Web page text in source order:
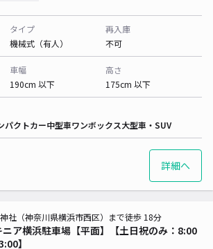
タイプ
機械式（有人）
再入庫
不可
車幅
190cm 以下
高さ
175cm 以下
パクトカー中型車ワンボックス大型車・SUV
詳細へ
ニア横浜駐車場【平面】【土日祝のみ：8:00
】
社（神奈川県横浜市西区）まで徒歩 18分